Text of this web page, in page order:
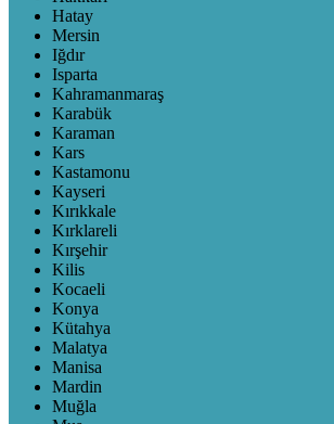
Hatay
Mersin
Iğdır
Isparta
Kahramanmaraş
Karabük
Karaman
Kars
Kastamonu
Kayseri
Kırıkkale
Kırklareli
Kırşehir
Kilis
Kocaeli
Konya
Kütahya
Malatya
Manisa
Mardin
Muğla